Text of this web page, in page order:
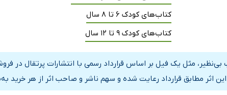
این است که کویینی‌گریس فرار کرد
دادن به فیل‌ها
آتش را حس می‌کند
آزار ببیند، حتی یک فیل
از یُد خوشش نمی‌آید
کتاب‌های کودک 6 تا 8 سال
کتاب‌های کودک 9 تا 12 سال
بی‌‌نظیر، مثل یک فیل بر اساس قرارداد رسمی با انتشارات پرتقال در
اثر مطابق قرارداد رعایت شده و سهم ناشر و صاحب اثر از هر خرید